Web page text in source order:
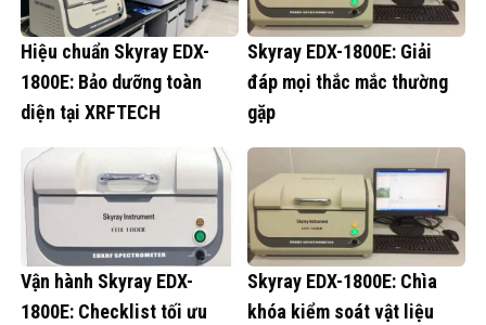
Hiệu chuẩn Skyray EDX-
1800E: Bảo dưỡng toàn
diện tại XRFTECH
Skyray EDX-1800E: Giải
đáp mọi thắc mắc thường
gặp
Vận hành Skyray EDX-
1800E: Checklist tối ưu
Skyray EDX-1800E: Chìa
khóa kiểm soát vật liệu